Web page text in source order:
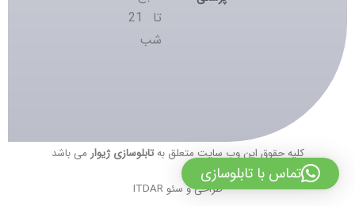
تا 21
شب
کلیه حقوق این وب سایت متعلق بهتابلوسازی ژیوار می باشد
طراحی و سئو ITDAR
تماس با تابلوسازی